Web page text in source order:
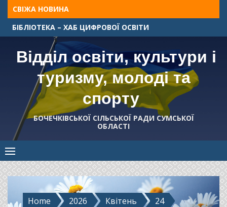
Skip
content
СВІЖА НОВИНА
БІБЛІОТЕКА – ХАБ ЦИФРОВОЇ ОСВІТИ
Відділ освіти, культури і
туризму, молоді та
спорту
БОЧЕЧКІВСЬКОЇ СІЛЬСЬКОЇ РАДИ СУМСЬКОЇ
ОБЛАСТІ
Home 2026 Квітень
24